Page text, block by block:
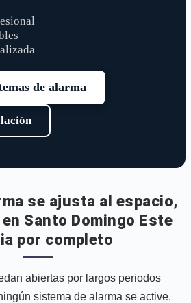
de alarma
se ajusta al espacio,
Santo Domingo Este
por completo
abiertas por largos periodos
sistema de alarma se active.